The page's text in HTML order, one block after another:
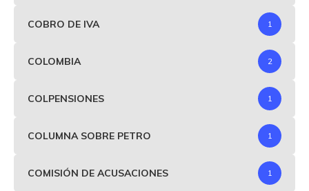
COBRO DE IVA 1
COLOMBIA 2
COLPENSIONES 1
COLUMNA SOBRE PETRO 1
COMISIÓN DE ACUSACIONES 1